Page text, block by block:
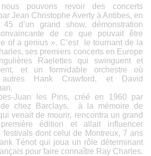
pouvons revoir des concerts
Jean Christophe Averty à Antibes, en
d’un grand show, démonstration
de ce que pouvait être
of a genius ». C’est le tournant de la
ses premiers concerts en Europe
Raelettes qui swinguent et
et un formidable orchestre où
Hank Crawford, et David
Juan les Pins, créé en 1960 par
de chez Barclays, à la mémoire de
venait de mourir, rencontra un grand
édition et allait influencer
festivals dont celui de Montreux, 7 ans
Ténot qui joua un rôle déterminant
pour faire connaître Ray Charles.